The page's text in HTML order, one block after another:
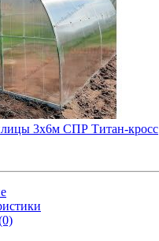
3х6м СПР Титан-кросс